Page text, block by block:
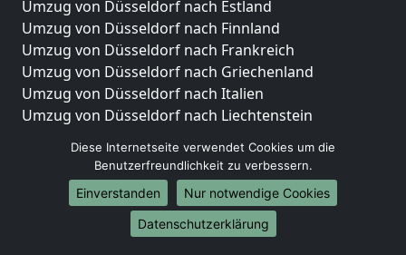
Umzug von Düsseldorf nach Estland
Umzug von Düsseldorf nach Finnland
Umzug von Düsseldorf nach Frankreich
Umzug von Düsseldorf nach Griechenland
Umzug von Düsseldorf nach Italien
Umzug von Düsseldorf nach Liechtenstein
Umzug von Düsseldorf nach Niederlande
Umzug von Düsseldorf nach Norwegen
Umzüge-Deutschlandweit
Diese Internetseite verwendet Cookies um die
Benutzerfreundlichkeit zu verbessern.
Einverstanden
Nur notwendige Cookies
Datenschutzerklärung